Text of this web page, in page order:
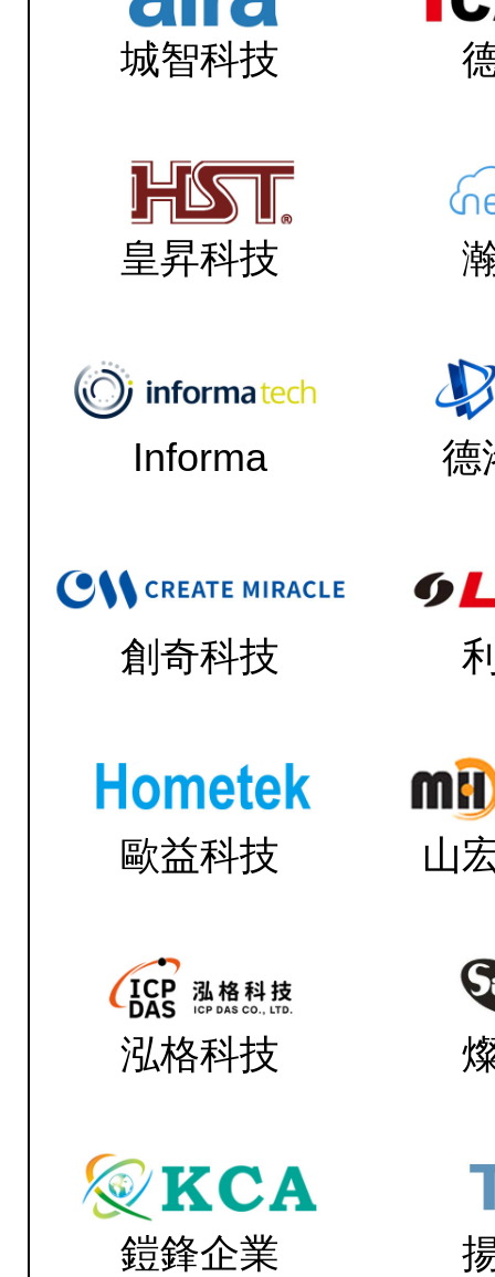
城智科技
皇昇科技
Informa 德
創奇科技
歐益科技 山
泓格科技
鎧鋒企業